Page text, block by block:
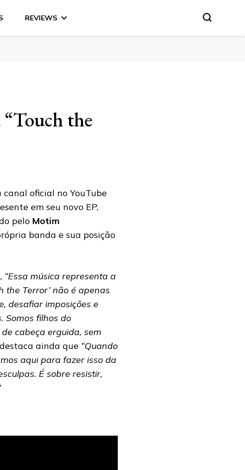
REVIEWS
the
canal oficial no YouTube
em seu novo EP,
pelo Motim
banda e sua posição
, “Essa música representa a
the Terror’ não é apenas
desafiar imposições e
Somos filhos do
cabeça erguida, sem
destaca ainda que “Quando
aqui para fazer isso da
É sobre resistir,